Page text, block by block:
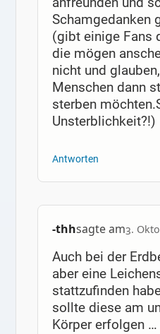
Schamgedanken
(gibt einige Fans
die mögen
nicht und
Menschen dann
sterben
Unsterblichkeit?!)
Antworten
-thhsagte am3.
Auch bei der
aber eine
stattzufinden
sollte diese am
Körper erfolgen …